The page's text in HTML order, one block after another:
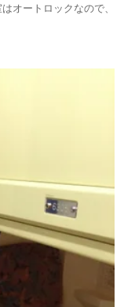
オートロックなので、